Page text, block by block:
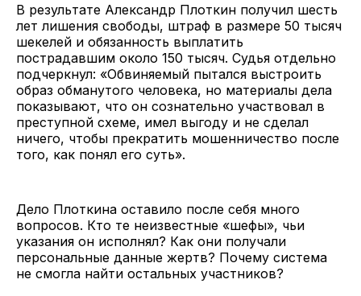
В результате Александр Плоткин получил шесть
лет лишения свободы, штраф в размере 50 тысяч
шекелей и обязанность выплатить
пострадавшим около 150 тысяч. Судья отдельно
подчеркнул: «Обвиняемый пытался выстроить
образ обманутого человека, но материалы дела
показывают, что он сознательно участвовал в
преступной схеме, имел выгоду и не сделал
ничего, чтобы прекратить мошенничество после
того, как понял его суть».
Дело Плоткина оставило после себя много
вопросов. Кто те неизвестные «шефы», чьи
указания он исполнял? Как они получали
персональные данные жертв? Почему система
не смогла найти остальных участников?